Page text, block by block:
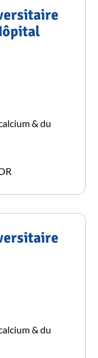
& du
& du